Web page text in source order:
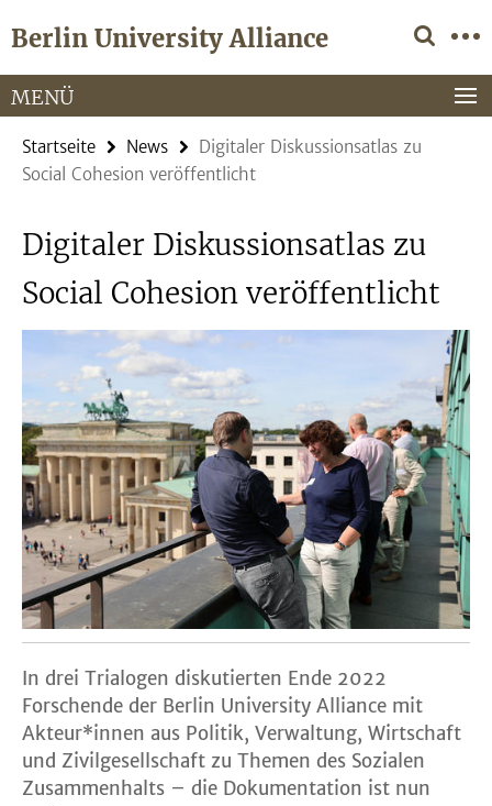
direkt
Inhalt
Berlin University Alliance
Service-
Navigation
MENÜ
Startseite News
Digitaler Diskussionsatlas zu
Social Cohesion veröffentlicht
Digitaler Diskussionsatlas zu
Social Cohesion veröffentlicht
In drei Trialogen diskutierten Ende 2022
Forschende der Berlin University Alliance mit
Akteur*innen aus Politik, Verwaltung, Wirtschaft
und Zivilgesellschaft zu Themen des Sozialen
Zusammenhalts – die Dokumentation ist nun